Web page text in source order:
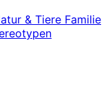
& Tiere Familie